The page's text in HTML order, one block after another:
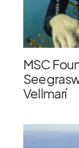
MSC
Vellmarí